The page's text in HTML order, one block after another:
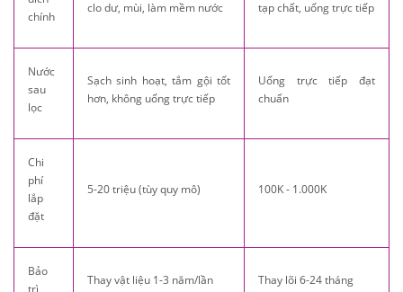
chính
clo dư, mùi, làm mềm nước tạp chất, uống trực tiếp
Nước
sau
lọc
Sạch sinh hoạt, tắm gội tốt
hơn, không uống trực tiếp
Uống trực tiếp đạt
chuẩn
Chi
phí
lắp
đặt
5-20 triệu (tùy quy mô) 100K - 1.000K
Bảo
trì
Thay vật liệu 1-3 năm/lần Thay lõi 6-24 tháng